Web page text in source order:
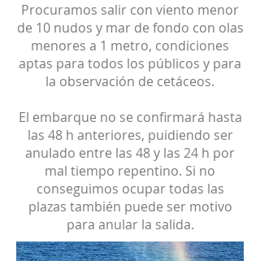
Procuramos salir con viento menor
de 10 nudos y mar de fondo con olas
menores a 1 metro, condiciones
aptas para todos los públicos y para
la observación de cetáceos.
El embarque no se confirmará hasta
las 48 h anteriores, puidiendo ser
anulado entre las 48 y las 24 h por
mal tiempo repentino. Si no
conseguimos ocupar todas las
plazas también puede ser motivo
para anular la salida.